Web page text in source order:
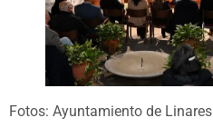
Fotos: Ayuntamiento de Linares